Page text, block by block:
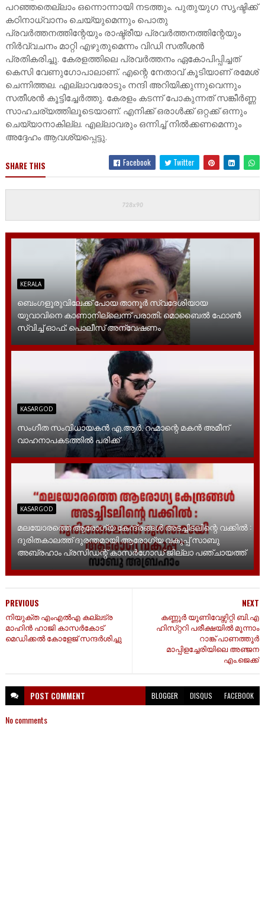
പറഞ്ഞതെല്ലാം ഒന്നൊന്നായി നടത്തും. പുതുയുഗ സൃഷ്ടിക്ക്
കഠിനാധ്വാനം ചെയ്യുമെന്നും പൊതു
പ്രവർത്തനത്തിന്റേയും രാഷ്ട്രീയ പ്രവർത്തനത്തിന്റേയും
നിർവ്വചനം മാറ്റി എഴുതുമെന്നം വിഡി സതീശൻ
പ്രതികരിച്ചു. കേരളത്തിലെ പ്രവർത്തനം ഏകോപിപ്പിച്ചത്
കെസി വേണുഗോപാലാണ്. എന്റെ നേതാവ് കൂടിയാണ് രമേശ്
ചെന്നിത്തല. എല്ലാവരോടും നന്ദി അറിയിക്കുന്നുവെന്നും
സതീശൻ കൂട്ടിച്ചേര്‍ത്തു. കേരളം കടന്ന് പോകുന്നത് സങ്കീർണ്ണ
സാഹചര്യത്തിലൂടെയാണ്. എനിക്ക് ഒരാൾക്ക് ഒറ്റക്ക് ഒന്നും
ചെയ്യാനാകില്ല. എല്ലാവരും ഒന്നിച്ച് നിൽക്കണമെന്നും
അദ്ദേഹം ആവശ്യപ്പെട്ടു.
SHARE THIS Facebook Twitter
KERALA
ബെംഗളൂരുവിലേക്ക് പോയ താനൂര്‍ സ്വദേശിയായ
യുവാവിനെ കാണാനില്ലെന്ന് പരാതി; മൊബൈല്‍ ഫോണ്‍
സ്വിച്ച് ഓഫ്; പൊലീസ് അന്വേഷണം
KASARGOD
സംഗീത സംവിധായകൻ എ.ആർ. റഹ്മാന്റെ മകൻ അമീന്
വാഹനാപകടത്തിൽ പരിക്ക്
KASARGOD
മലയോരത്തെ ആരോഗ്യ കേന്ദ്രങ്ങൾ അടച്ചിടലിന്റെ വക്കിൽ :
ദുരിതകാലത്ത് ദുരന്തമായി ആരോഗ്യ വകുപ്പ് സാബു
അബ്രഹാം പ്രസിഡന്റ്‌ കാസർഗോഡ് ജില്ലാ പഞ്ചായത്ത്
NEXT
കണ്ണൂർ യൂണിവേഴ്സിറ്റി ബി.എ
ഹിസ്‌റ്ററി പരീക്ഷയിൽ മൂന്നാം
റാങ്ക് പാണത്തൂർ
മാപ്പിളച്ചേരിയിലെ അഞ്ജന
എം.ജെക്ക്
PREVIOUS
നിയുക്ത എംഎല്‍എ കല്ലട്ര
മാഹിന്‍ ഹാജി കാസര്‍കോട്
മെഡിക്കല്‍ കോളേജ് സന്ദര്‍ശിച്ചു
POST COMMENT BLOGGER DISQUS FACEBOOK
No comments